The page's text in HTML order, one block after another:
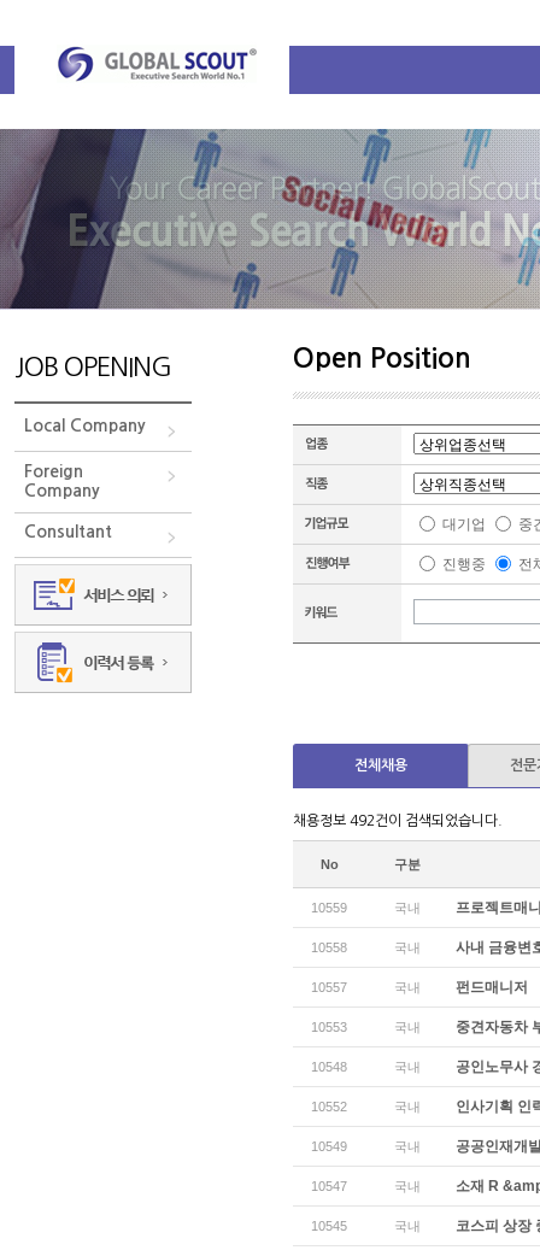
JOB OPENING
Local Company
Foreign
Company
Consultant
Open Position
대기업 중
진행중 전
전체채용 전문
채용정보 492건이 검색되었습니다.
No 구분
10559 국내 프로젝트매
10558 국내 사내 금융변
10557 국내 펀드매니저
10553 국내 중견자동차
10548 국내 공인노무사
10552 국내 인사기획 인
10549 국내 공공인재개
10547 국내 소재 R
10545 국내 코스피 상장